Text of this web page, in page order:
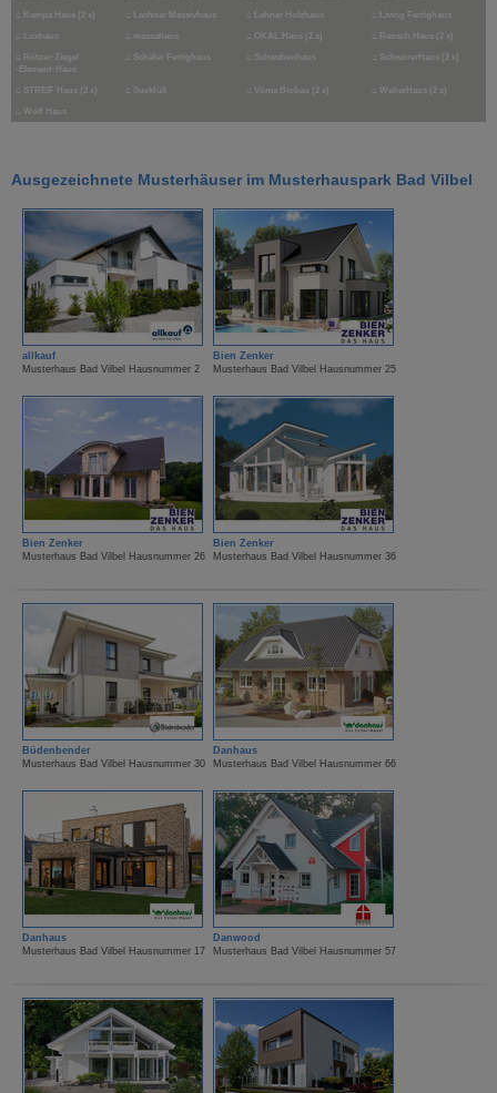
⌂ Kampa Haus (2 x) ⌂ Lechner Massivhaus ⌂ Lehner Holzhaus ⌂ Living Fertighaus
⌂ Luxhaus ⌂ massahaus ⌂ OKAL Haus (2 x) ⌂ Rensch Haus (2 x)
⌂ Rötzer-Ziegel
-Element-Haus
⌂ Schäfer Fertighaus ⌂ Schwabenhaus ⌂ SchwörerHaus (2 x)
⌂ STREIF Haus (2 x) ⌂ Suckfüll ⌂ Vöma Biobau (2 x) ⌂ WeberHaus (2 x)
⌂ Wolf Haus
Ausgezeichnete Musterhäuser im Musterhauspark Bad Vilbel
allkauf
Musterhaus Bad Vilbel Hausnummer 2
Bien Zenker
Musterhaus Bad Vilbel Hausnummer 25
Bien Zenker
Musterhaus Bad Vilbel Hausnummer 26
Bien Zenker
Musterhaus Bad Vilbel Hausnummer 36
Büdenbender
Musterhaus Bad Vilbel Hausnummer 30
Danhaus
Musterhaus Bad Vilbel Hausnummer 66
Danhaus
Musterhaus Bad Vilbel Hausnummer 17
Danwood
Musterhaus Bad Vilbel Hausnummer 57